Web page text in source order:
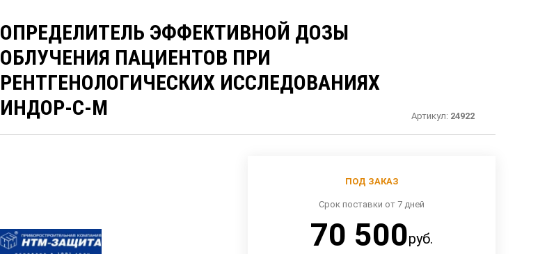
ОПРЕДЕЛИТЕЛЬ ЭФФЕКТИВНОЙ ДОЗЫ
ОБЛУЧЕНИЯ ПАЦИЕНТОВ ПРИ
РЕНТГЕНОЛОГИЧЕСКИХ ИССЛЕДОВАНИЯХ
ИНДОР-С-М
Артикул: 24922
ПОД ЗАКАЗ
Срок поставки от 7 дней
70 500руб.